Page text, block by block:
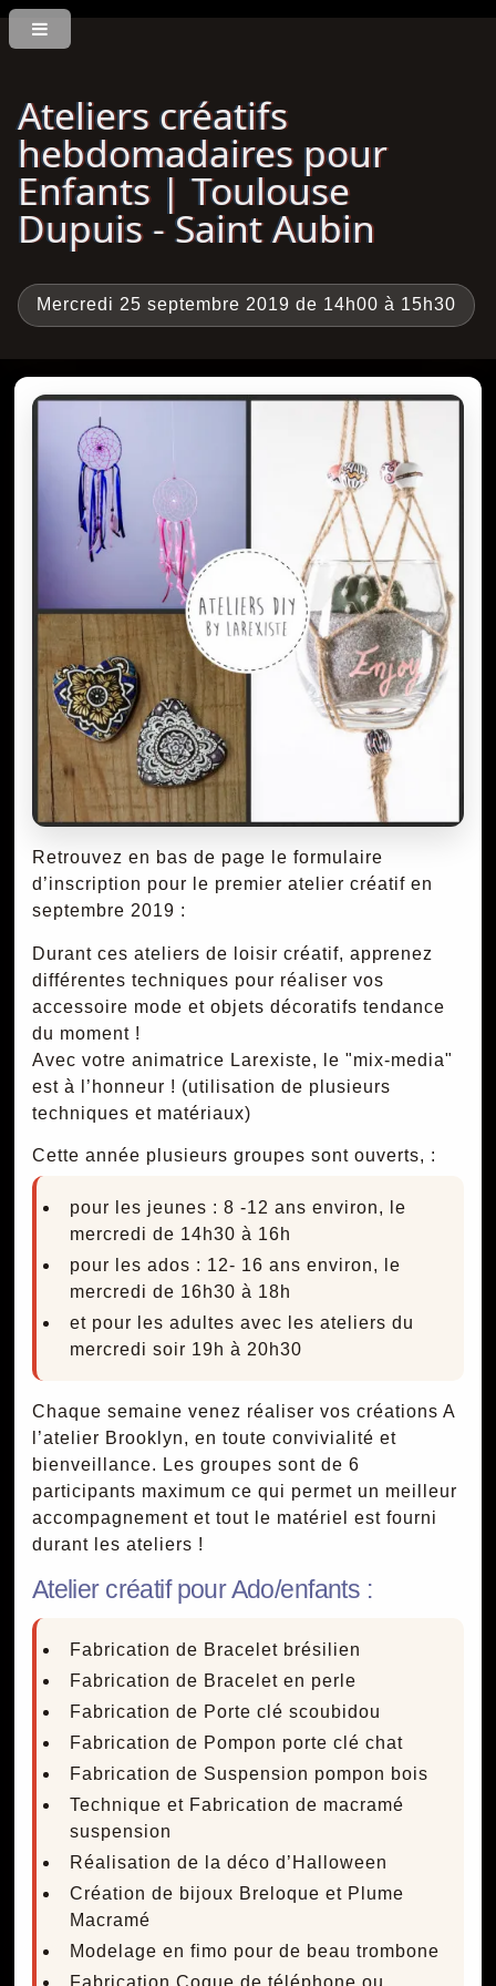
Ateliers créatifs
hebdomadaires pour
Enfants | Toulouse
Dupuis - Saint Aubin
Mercredi 25 septembre 2019 de 14h00 à 15h30
Retrouvez en bas de page le formulaire
d’inscription pour le premier atelier créatif en
septembre 2019 :
Durant ces ateliers de loisir créatif, apprenez
différentes techniques pour réaliser vos
accessoire mode et objets décoratifs tendance
du moment !
Avec votre animatrice Larexiste, le "mix-media"
est à l’honneur ! (utilisation de plusieurs
techniques et matériaux)
Cette année plusieurs groupes sont ouverts, :
pour les jeunes : 8 -12 ans environ, le
mercredi de 14h30 à 16h
pour les ados : 12- 16 ans environ, le
mercredi de 16h30 à 18h
et pour les adultes avec les ateliers du
mercredi soir 19h à 20h30
Chaque semaine venez réaliser vos créations A
l’atelier Brooklyn, en toute convivialité et
bienveillance. Les groupes sont de 6
participants maximum ce qui permet un meilleur
accompagnement et tout le matériel est fourni
durant les ateliers !
Atelier créatif pour Ado/enfants :
Fabrication de Bracelet brésilien
Fabrication de Bracelet en perle
Fabrication de Porte clé scoubidou
Fabrication de Pompon porte clé chat
Fabrication de Suspension pompon bois
Technique et Fabrication de macramé
suspension
Réalisation de la déco d’Halloween
Création de bijoux Breloque et Plume
Macramé
Modelage en fimo pour de beau trombone